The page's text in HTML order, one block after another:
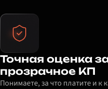
Точная оценка
прозрачное КП
Понимаете, за что платите и к